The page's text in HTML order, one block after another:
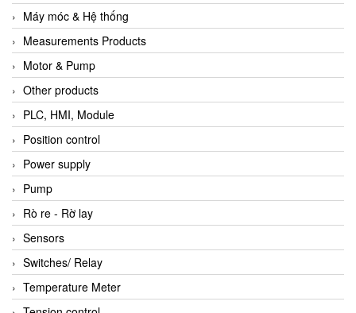
Máy móc & Hệ thống
Measurements Products
Motor & Pump
Other products
PLC, HMI, Module
Position control
Power supply
Pump
Rò re - Rờ lay
Sensors
Switches/ Relay
Temperature Meter